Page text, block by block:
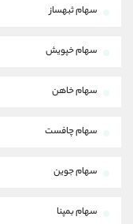
سهام ثبهساز
سهام خپویش
سهام خاهن
سهام چافست
سهام جوین
سهام بمپنا